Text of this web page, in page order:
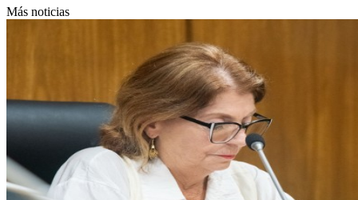
Más noticias